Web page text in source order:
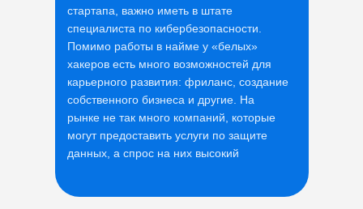
стартапа, важно иметь в штате
специалиста по кибербезопасности.
Помимо работы в найме у «белых»
хакеров есть много возможностей для
карьерного развития: фриланс, создание
собственного бизнеса и другие. На
рынке не так много компаний, которые
могут предоставить услуги по защите
данных, а спрос на них высокий